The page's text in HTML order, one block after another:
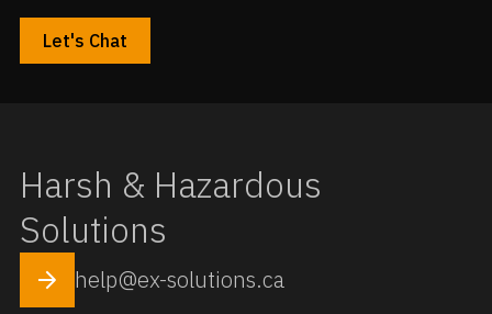
Let's Chat
Harsh & Hazardous
Solutions
help@ex-solutions.ca